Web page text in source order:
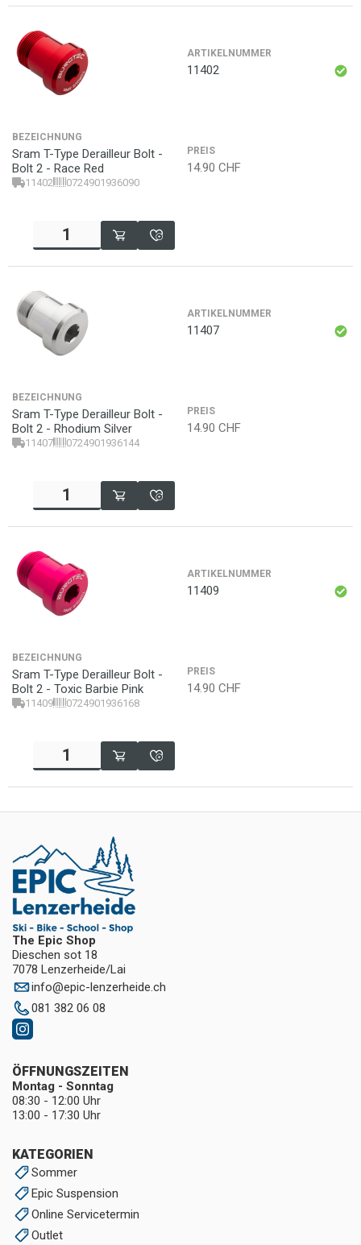
ARTIKELNUMMER
11402
BEZEICHNUNG
Sram T-Type Derailleur Bolt -
Bolt 2 - Race Red
11402 0724901936090
PREIS
14.90 CHF
ARTIKELNUMMER
11407
BEZEICHNUNG
Sram T-Type Derailleur Bolt -
Bolt 2 - Rhodium Silver
11407 0724901936144
PREIS
14.90 CHF
ARTIKELNUMMER
11409
BEZEICHNUNG
Sram T-Type Derailleur Bolt -
Bolt 2 - Toxic Barbie Pink
11409 0724901936168
PREIS
14.90 CHF
The Epic Shop
Dieschen sot 18
7078 Lenzerheide/Lai
info@epic-lenzerheide.ch
081 382 06 08
KATEGORIEN
Sommer
Epic Suspension
Online Servicetermin
Outlet
ÖFFNUNGSZEITEN
Montag - Sonntag
08:30 - 12:00 Uhr
13:00 - 17:30 Uhr